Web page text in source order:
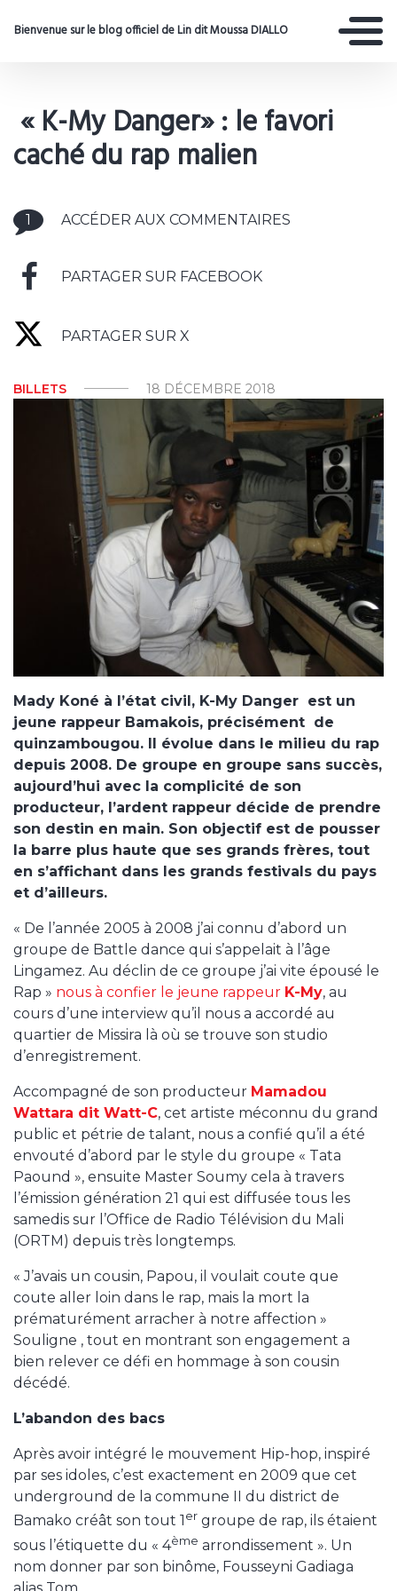
Bienvenue sur le blog officiel de Lin dit Moussa DIALLO
« K-My Danger» : le favori
caché du rap malien
1 ACCÉDER AUX COMMENTAIRES
PARTAGER SUR FACEBOOK
PARTAGER SUR X
BILLETS 18 DÉCEMBRE 2018
Mady Koné à l’état civil, K-My Danger est un
jeune rappeur Bamakois, précisément de
quinzambougou. Il évolue dans le milieu du rap
depuis 2008. De groupe en groupe sans succès,
aujourd’hui avec la complicité de son
producteur, l’ardent rappeur décide de prendre
son destin en main. Son objectif est de pousser
la barre plus haute que ses grands frères, tout
en s’affichant dans les grands festivals du pays
et d’ailleurs.
« De l’année 2005 à 2008 j’ai connu d’abord un
groupe de Battle dance qui s’appelait à l’âge
Lingamez. Au déclin de ce groupe j’ai vite épousé le
Rap » nous à confier le jeune rappeur K-My, au
cours d’une interview qu’il nous a accordé au
quartier de Missira là où se trouve son studio
d’enregistrement.
Accompagné de son producteur Mamadou
Wattara dit Watt-C, cet artiste méconnu du grand
public et pétrie de talant, nous a confié qu’il a été
envouté d’abord par le style du groupe « Tata
Paound », ensuite Master Soumy cela à travers
l’émission génération 21 qui est diffusée tous les
samedis sur l’Office de Radio Télévision du Mali
(ORTM) depuis très longtemps.
« J’avais un cousin, Papou, il voulait coute que
coute aller loin dans le rap, mais la mort la
prématurément arracher à notre affection »
Souligne , tout en montrant son engagement a
bien relever ce défi en hommage à son cousin
décédé.
L’abandon des bacs
Après avoir intégré le mouvement Hip-hop, inspiré
par ses idoles, c’est exactement en 2009 que cet
underground de la commune II du district de
Bamako créât son tout 1 er groupe de rap, ils étaient
sous l’étiquette du « 4ème arrondissement ». Un
nom donner par son binôme, Fousseyni Gadiaga